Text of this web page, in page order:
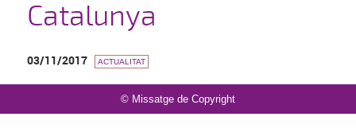
Catalunya
03/11/2017 ACTUALITAT
© Missatge de Copyright